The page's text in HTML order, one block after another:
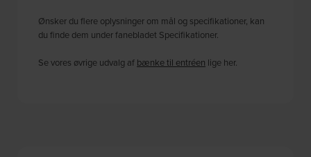
Ønsker du flere oplysninger om mål og specifikationer, kan
du finde dem under fanebladet Specifikationer.
Se vores øvrige udvalg af bænke til entréen lige her.